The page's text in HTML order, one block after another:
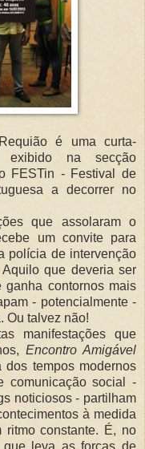
é uma curta-
exibido na secção
FESTin - Festival de
a decorrer no
que assolaram o
um convite para
polícia de intervenção
que deveria ser
ganha contornos mais
- potencialmente -
Ou talvez não!
manifestações que
Encontro Amigável
dos tempos modernos
comunicação social -
noticiosos - partilham
à medida
constante. É, no
que leva as forças de